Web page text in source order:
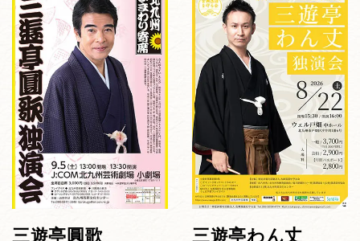
三遊亭圓歌 三遊亭わん丈